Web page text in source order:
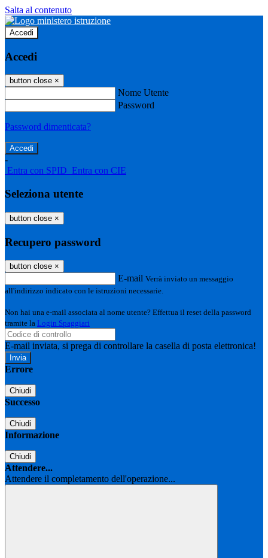
Salta al contenuto
Accedi
Accedi
button close ×
Nome Utente
Password
Password dimenticata?
-
Entra con SPID Entra con CIE
Seleziona utente
button close ×
Recupero password
button close ×
E-mail Verrà inviato un messaggio
all'indirizzo indicato con le istruzioni necessarie.
Non hai una e-mail associata al nome utente? Effettua il reset della password
tramite la Login Spaggiari
E-mail inviata, si prega di controllare la casella di posta elettronica!
Errore
Chiudi
Successo
Chiudi
Informazione
Chiudi
Attendere...
Attendere il completamento dell'operazione...